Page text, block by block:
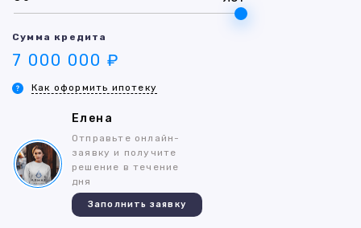
Сумма кредита
7 000 000 ₽
Как оформить ипотеку
Елена
Отправьте онлайн-
заявку и получите
решение в течение
дня
Заполнить заявку